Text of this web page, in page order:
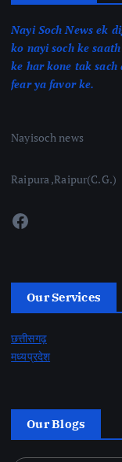
Nayi Soch News ek
ko nayi soch ke
ke har kone tak
fear ya favor ke.
Nayisoch news
Raipura ,Raipur(C.G.)
Facebook
Our Services
छत्तीसगढ़
मध्यप्रदेश
Our Blogs